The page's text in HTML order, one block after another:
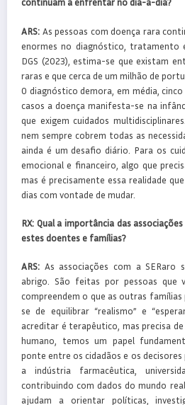
continuam a enfrentar no dia-a-dia?
ARS: As pessoas com doença rara
enormes no diagnóstico, tratamento
DGS (2023), estima-se que existam
raras e que cerca de um milhão de
O diagnóstico demora, em média,
casos a doença manifesta-se na
que exigem cuidados
nem sempre cobrem todas as
ainda é um desafio diário. Para os
emocional e financeiro, algo que
mas é precisamente essa realidade
dias com vontade de mudar.
RX: Qual a importância das
estes doentes e famílias?
ARS: As associações com a SERaro
abrigo. São feitas por pessoas que
compreendem o que as outras famílias
se de equilibrar “realismo” e
acreditar é terapêutico, mas precisa
humano, temos um papel
ponte entre os cidadãos e os decisores
a indústria farmacêutica,
contribuindo com dados do mundo
ajudam a orientar políticas,